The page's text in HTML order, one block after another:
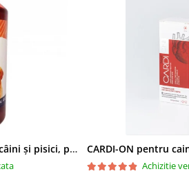
Ulei de Somon Salbatic, câini și pisici, piele si blană, BEST4PETS, 1l CARDI-ON pentru
Achizitie